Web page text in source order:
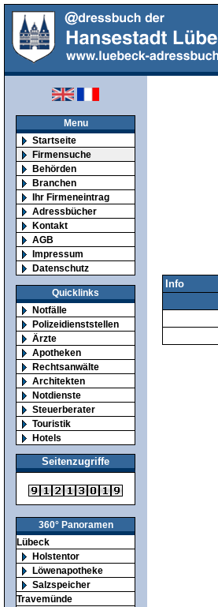
Menu
Startseite
Firmensuche
Behörden
Branchen
Ihr Firmeneintrag
Adressbücher
Kontakt
AGB
Impressum
Datenschutz
Quicklinks
Notfälle
Polizeidienststellen
Ärzte
Apotheken
Rechtsanwälte
Architekten
Notdienste
Steuerberater
Touristik
Hotels
Seitenzugriffe
360° Panoramen
Lübeck
Holstentor
Löwenapotheke
Salzspeicher
Travemünde
Info